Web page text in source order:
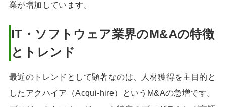
業が増加しています。
IT・ソフトウェア業界のM&Aの特徴
とトレンド
最近のトレンドとして顕著なのは、人材獲得を主目的と
したアクハイア（Acqui-hire）というM&Aの急増です。